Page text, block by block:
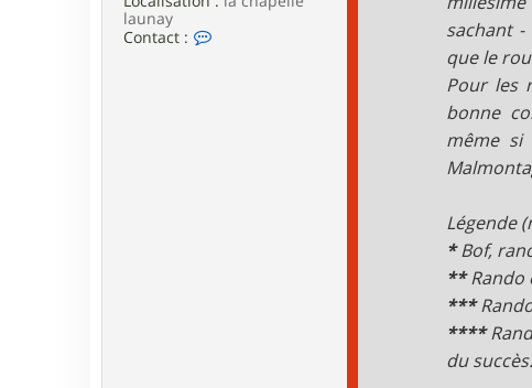
launay
Contact :
sachant
que le
Pour les
bonne
même si
Légende
*Bof,
**Rando
***
****
du